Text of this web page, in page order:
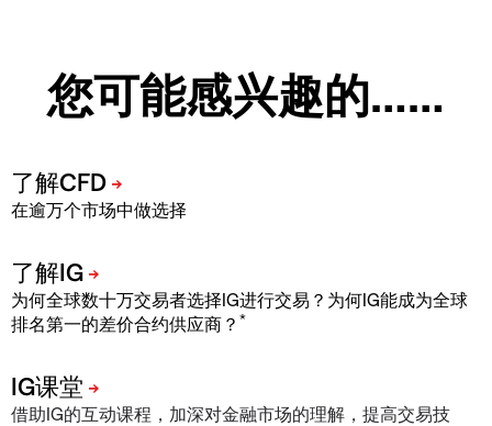
您可能感兴趣的……
在逾万个市场中做选择
为何全球数十万交易者选择IG进行交易？为何IG能成为全球
排名第一的差价合约供应商？ *
借助IG的互动课程，加深对金融市场的理解，提高交易技